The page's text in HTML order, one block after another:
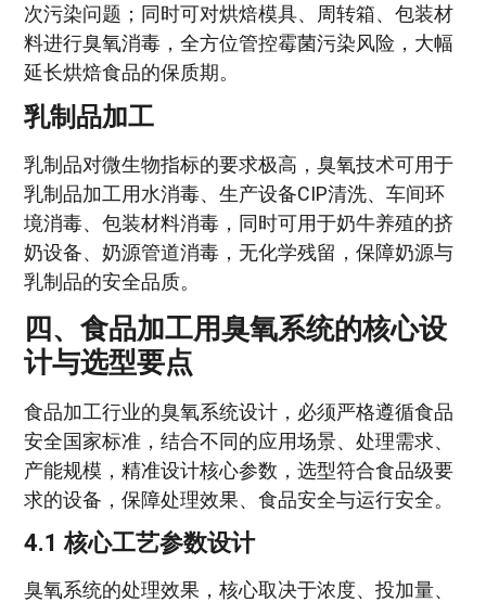
次污染问题；同时可对烘焙模具、周转箱、包装材
料进行臭氧消毒，全方位管控霉菌污染风险，大幅
延长烘焙食品的保质期。
乳制品加工
乳制品对微生物指标的要求极高，臭氧技术可用于
乳制品加工用水消毒、生产设备CIP清洗、车间环
境消毒、包装材料消毒，同时可用于奶牛养殖的挤
奶设备、奶源管道消毒，无化学残留，保障奶源与
乳制品的安全品质。
四、食品加工用臭氧系统的核心设
计与选型要点
食品加工行业的臭氧系统设计，必须严格遵循食品
安全国家标准，结合不同的应用场景、处理需求、
产能规模，精准设计核心参数，选型符合食品级要
求的设备，保障处理效果、食品安全与运行安全。
4.1 核心工艺参数设计
臭氧系统的处理效果，核心取决于浓度、投加量、